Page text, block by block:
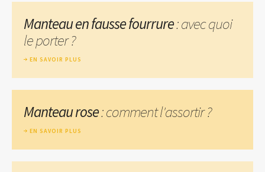
Manteau en fausse fourrure: avec quoi
le porter ?
EN SAVOIR PLUS
Manteau rose: comment l'assortir ?
EN SAVOIR PLUS